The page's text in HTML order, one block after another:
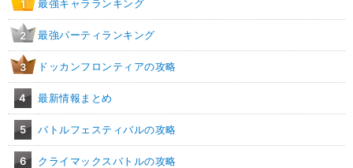
ウーロン
【発動リンク効果】
・気力+3
【一致するリンクスキル(2)】
【一致するカテゴリー(
ドラゴンボールを求めし者
少年編
1 最強キャラランキング
2 最強パーティランキング
3 ドッカンフロンティアの攻略
4 最新情報まとめ
5 バトルフェスティバルの攻略
6 クライマックスバトルの攻略